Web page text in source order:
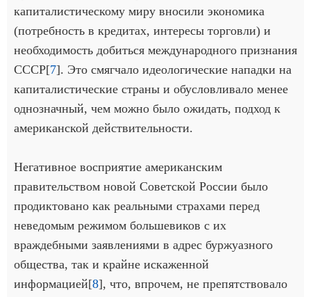
капиталистическому миру вносили экономика
(потребность в кредитах, интересы торговли) и
необходимость добиться международного признания
СССР[7]. Это смягчало идеологические нападки на
капиталистические страны и обусловливало менее
однозначный, чем можно было ожидать, подход к
американской действительности.
Негативное восприятие американским
правительством новой Советской России было
продиктовано как реальными страхами перед
неведомым режимом большевиков с их
враждебными заявлениями в адрес буржуазного
общества, так и крайне искаженной
информацией[8], что, впрочем, не препятствовало